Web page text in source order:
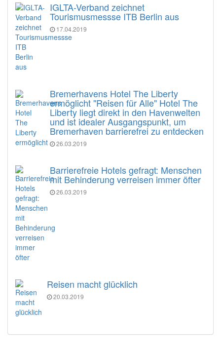
IGLTA-Verband zeichnet
Tourismusmessse ITB Berlin aus
17.04.2019
Bremerhavens Hotel The Liberty
ermöglicht "Reisen für Alle" Hotel The
Liberty liegt direkt in den Havenwelten
und ist idealer Ausgangspunkt, um
Bremerhaven barrierefrei zu entdecken
26.03.2019
Barrierefreie Hotels gefragt: Menschen
mit Behinderung verreisen immer öfter
26.03.2019
Reisen macht glücklich
20.03.2019